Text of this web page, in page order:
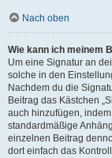
Nach oben
Wie kann ich meinem
Um eine Signatur an
solche in den
Nachdem du die
Beitrag das Kästchen
auch hinzufügen,
standardmäßige
einzelnen Beitrag
dort einfach das